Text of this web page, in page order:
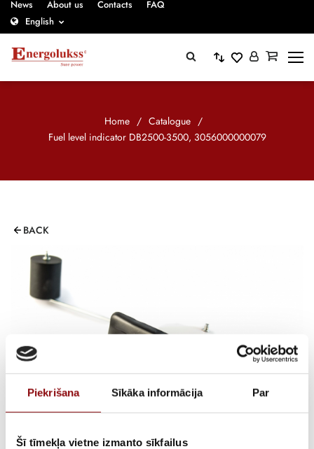
Piekrišana Sīkāka informācija Par
Šī tīmekļa vietne izmanto sīkfailus
News About us Contacts
FAQ
English
Home / Catalogue /
Fuel level indicator DB2500-3500, 3056000000079
BACK